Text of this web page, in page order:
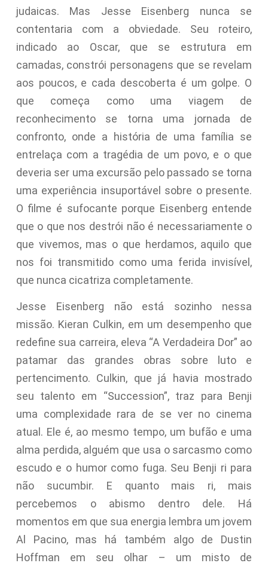
judaicas. Mas Jesse Eisenberg nunca se
contentaria com a obviedade. Seu roteiro,
indicado ao Oscar, que se estrutura em
camadas, constrói personagens que se revelam
aos poucos, e cada descoberta é um golpe. O
que começa como uma viagem de
reconhecimento se torna uma jornada de
confronto, onde a história de uma família se
entrelaça com a tragédia de um povo, e o que
deveria ser uma excursão pelo passado se torna
uma experiência insuportável sobre o presente.
O filme é sufocante porque Eisenberg entende
que o que nos destrói não é necessariamente o
que vivemos, mas o que herdamos, aquilo que
nos foi transmitido como uma ferida invisível,
que nunca cicatriza completamente.
Jesse Eisenberg não está sozinho nessa
missão. Kieran Culkin, em um desempenho que
redefine sua carreira, eleva “A Verdadeira Dor” ao
patamar das grandes obras sobre luto e
pertencimento. Culkin, que já havia mostrado
seu talento em “Succession”, traz para Benji
uma complexidade rara de se ver no cinema
atual. Ele é, ao mesmo tempo, um bufão e uma
alma perdida, alguém que usa o sarcasmo como
escudo e o humor como fuga. Seu Benji ri para
não sucumbir. E quanto mais ri, mais
percebemos o abismo dentro dele. Há
momentos em que sua energia lembra um jovem
Al Pacino, mas há também algo de Dustin
Hoffman em seu olhar – um misto de